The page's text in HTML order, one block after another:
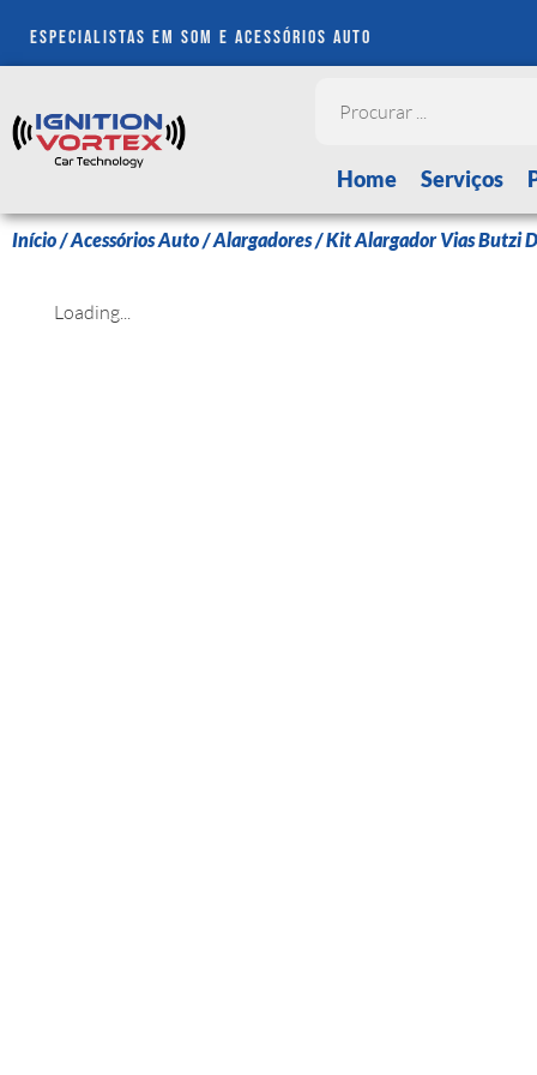
especialistas em som e acessórios auto
Home Serviços
Início/Acessórios Auto/Alargadores/ Kit Alargador Vias Butzi
Loading...